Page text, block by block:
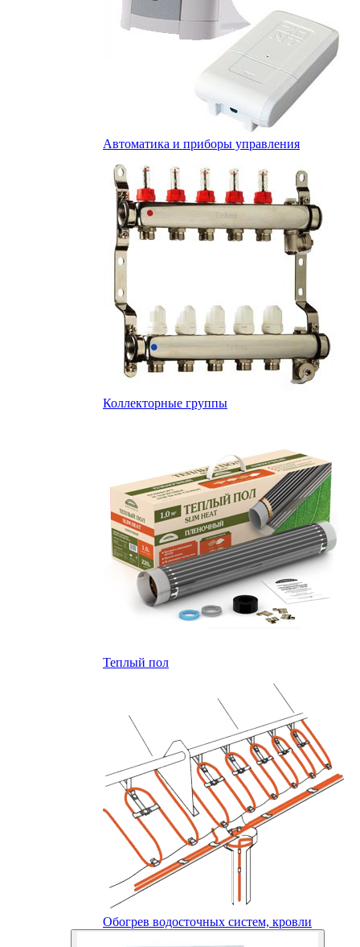
Автоматика и приборы управления
Коллекторные группы
Теплый пол
Обогрев водосточных систем, кровли